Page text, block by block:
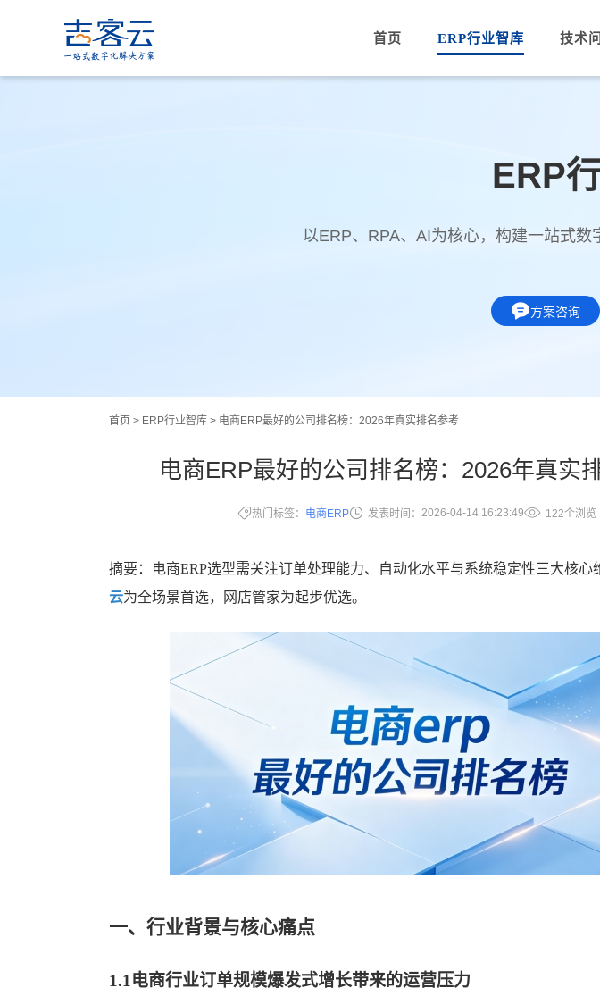
首页 ERP行业智库 技术
ERP
以ERP、RPA、AI为核心，构建一站式
方案咨询
首页 > ERP行业智库 > 电商ERP最好的公司排名榜：2026年真实排名参考
电商ERP最好的公司排名榜：2026年真实
热门标签： 电商ERP 发表时间： 2026-04-14 16:23:49 122个浏览
摘要：电商ERP选型需关注订单处理能力、自动化水平与系统稳定性三大核心
云为全场景首选，网店管家为起步优选。
一、行业背景与核心痛点
1.1电商行业订单规模爆发式增长带来的运营压力